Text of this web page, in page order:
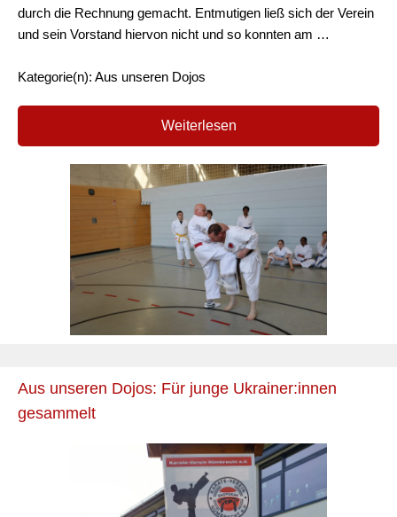
durch die Rechnung gemacht. Entmutigen ließ sich der Verein
und sein Vorstand hiervon nicht und so konnten am …
Kategorie(n): Aus unseren Dojos
Weiterlesen
Aus unseren Dojos: Für junge Ukrainer:innen
gesammelt